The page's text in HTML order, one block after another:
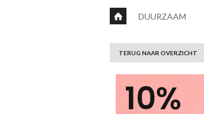
DUURZAAM
TERUG NAAR OVERZICHT